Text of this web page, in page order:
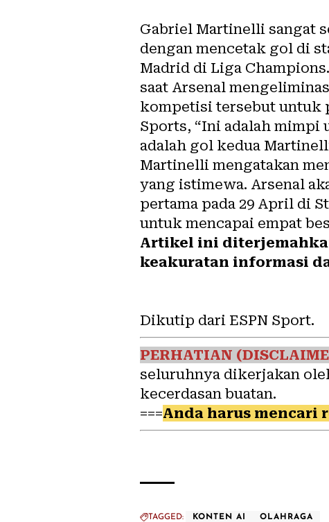
Gabriel Martinelli sangat
dengan mencetak gol di
Madrid di Liga
saat Arsenal
kompetisi tersebut untuk
Sports, “Ini adalah mimpi
adalah gol kedua
Martinelli mengatakan
yang istimewa. Arsenal
pertama pada 29 April di
untuk mencapai empat
Artikel ini
keakuratan informasi
Dikutip dari ESPN Sport.
PERHATIAN
seluruhnya dikerjakan
kecerdasan buatan.
===Anda harus mencari
TAGGED: KONTEN AI OLAHRAGA